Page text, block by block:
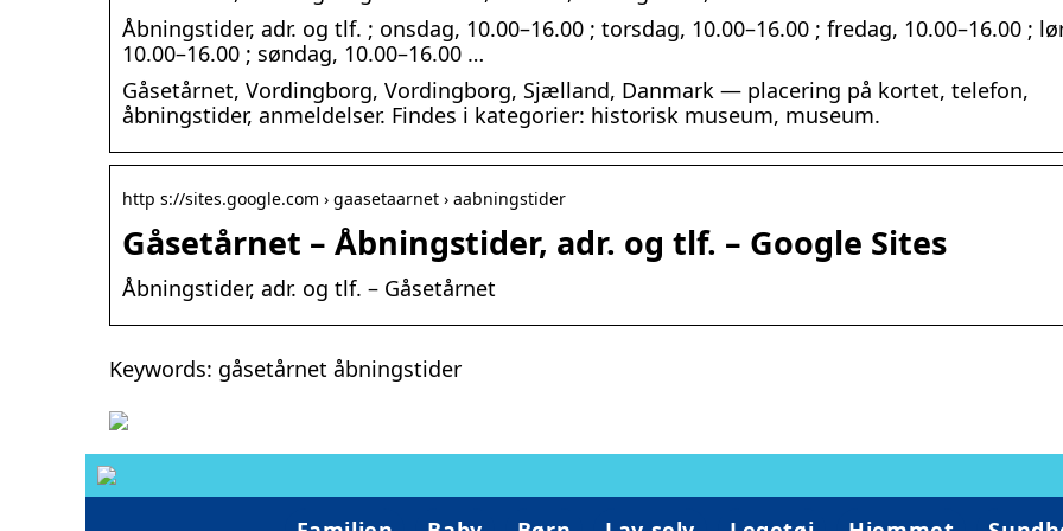
Åbningstider, adr. og tlf. ; onsdag, 10.00–16.00 ; torsdag, 10.00–16.00 ; fredag, 10.00–16.00 ;
10.00–16.00 ; søndag, 10.00–16.00 …
Gåsetårnet, Vordingborg, Vordingborg, Sjælland, Danmark — placering på kortet, telefon,
åbningstider, anmeldelser. Findes i kategorier: historisk museum, museum.
http s://sites.google.com › gaasetaarnet › aabningstider
Gåsetårnet – Åbningstider, adr. og tlf. – Google Sites
Åbningstider, adr. og tlf. – Gåsetårnet
Keywords: gåsetårnet åbningstider